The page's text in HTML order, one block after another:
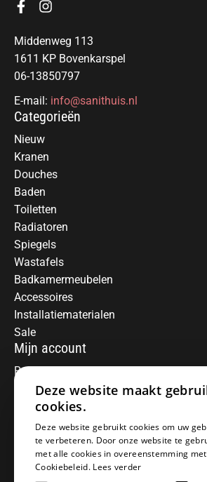
Middenweg 113
1611 KP Bovenkarspel
06-13850797
E-mail: info@sanithuis.nl
Categorieën
Nieuw
Kranen
Douches
Baden
Toiletten
Radiatoren
Spiegels
Wastafels
Badkamermeubelen
Accessoires
Installatiematerialen
Sale
Mijn account
Registreren
Mijn bestellingen
Informatie
Over ons
Algemene voorwaarden
Disclaimer
Deze website maakt
cookies.
Deze website gebruikt cookies om uw
te verbeteren. Door onze website te
met alle cookies in overeenstemming
Cookiebeleid. Lees verder